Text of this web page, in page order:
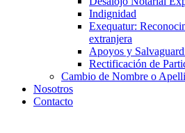
Indignidad
Exequatur:
extranjera
Apoyos y
Rectificación de
Cambio de Nombre o
Nosotros
Contacto